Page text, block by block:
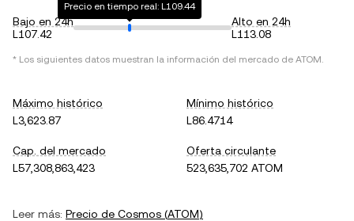
Bajo en 24h
L107.42
Precio en tiempo real: L109.44
Alto en 24h
L113.08
* Los siguientes datos muestran la información del mercado de ATOM.
Máximo histórico
L3,623.87
Mínimo histórico
L86.4714
Cap. del mercado
L57,308,863,423
Oferta circulante
523,635,702 ATOM
Leer más: Precio de Cosmos (ATOM)